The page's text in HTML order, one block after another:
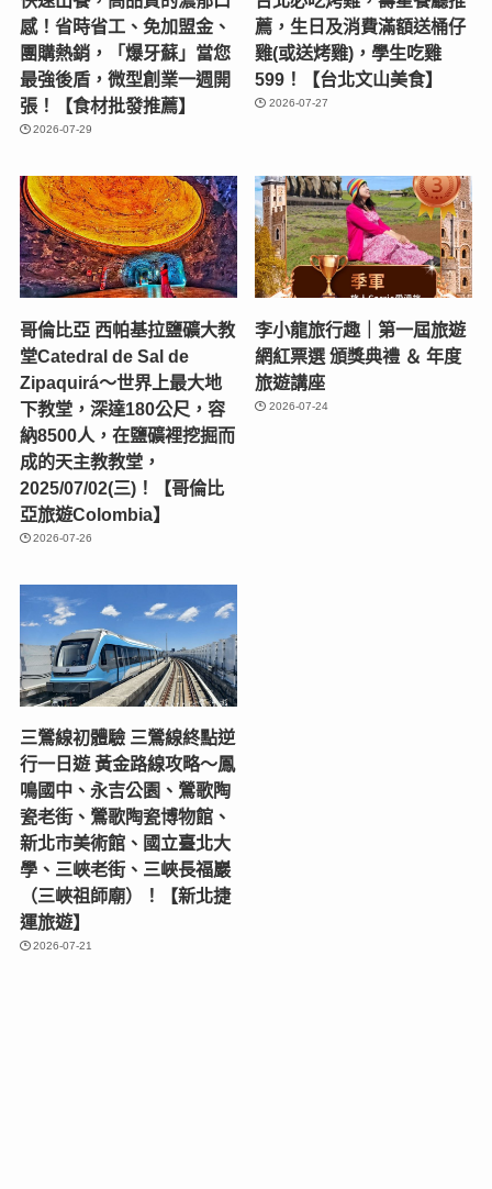
感！省時省工、免加盟金、
團購熱銷，「爆牙蘇」當您
最強後盾，微型創業一週開
張！【食材批發推薦】
2026-07-29
薦，生日及消費滿額送桶仔
雞(或送烤雞)，學生吃雞
599！【台北文山美食】
2026-07-27
哥倫比亞 西帕基拉鹽礦大教
堂Catedral de Sal de
Zipaquirá～世界上最大地
下教堂，深達180公尺，容
納8500人，在鹽礦裡挖掘而
成的天主教教堂，
2025/07/02(三)！【哥倫比
亞旅遊Colombia】
2026-07-26
李小龍旅行趣｜第一屆旅遊
網紅票選 頒獎典禮 ＆ 年度
旅遊講座
2026-07-24
三鶯線初體驗 三鶯線終點逆
行一日遊 黃金路線攻略～鳳
鳴國中、永吉公園、鶯歌陶
瓷老街、鶯歌陶瓷博物館、
新北市美術館、國立臺北大
學、三峽老街、三峽長福巖
（三峽祖師廟）！【新北捷
運旅遊】
2026-07-21